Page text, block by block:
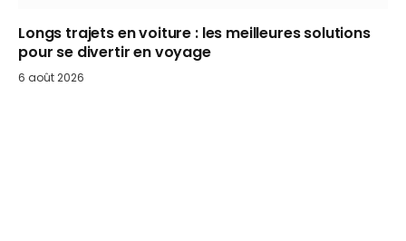
Longs trajets en voiture : les meilleures solutions
pour se divertir en voyage
6 août 2026